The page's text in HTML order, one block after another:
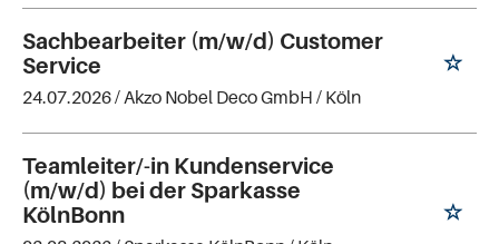
Sachbearbeiter (m/w/d) Customer
Service
24.07.2026 /Akzo Nobel Deco GmbH / Köln
Teamleiter/-in Kundenservice
(m/w/d) bei der Sparkasse
KölnBonn